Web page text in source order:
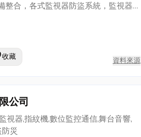
整合，各式監視器防盜系統，監視器
視器攝影機，監視器錄影主機，電
收藏 資料來源
公司
視器,指紋機,數位監控通信,舞台音響,
災